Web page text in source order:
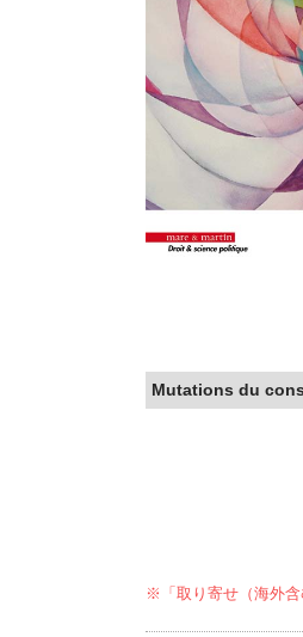
Mutations du
※「取り寄せ（海外含